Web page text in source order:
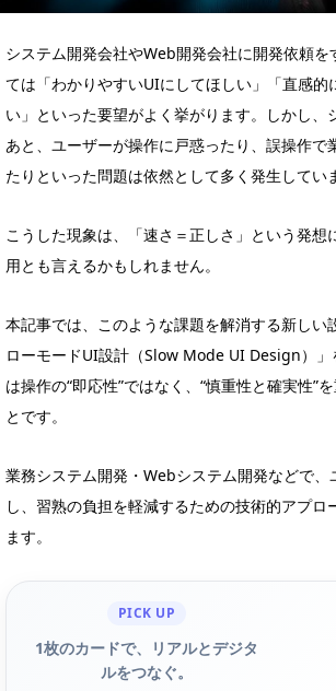
システム開発会社やWeb開発会社に開発依頼を
ては「わかりやすいUIにしてほしい」「直感的
い」といった要望がよく挙がります。しかし、
あと、ユーザーが操作に戸惑ったり、誤操作で
たりといった問題は依然として多く発生してい
こうした現象は、「速さ＝正しさ」という発想
用とも言えるかもしれません。
本記事では、このような課題を解消する新しい
ローモードUI設計（Slow Mode UI Design）」
は操作の“即応性”ではなく、“慎重性と確実性”
とです。
業務システム開発・Webシステム開発などで、
し、習熟の負担を軽減するための技術的アプロ
ます。
PICK UP
1枚のカードで、リアルとデジタ
ルをつなぐ。